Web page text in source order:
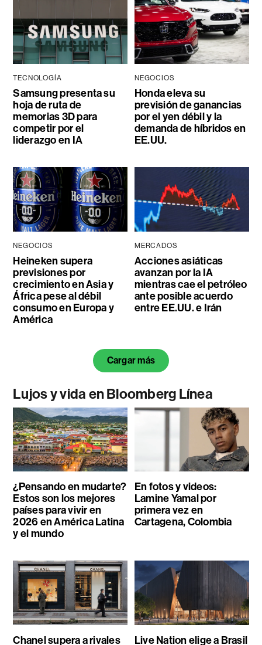
TECNOLOGÍA
Samsung presenta su
hoja de ruta de
memorias 3D para
competir por el
liderazgo en IA
NEGOCIOS
Honda eleva su
previsión de ganancias
por el yen débil y la
demanda de híbridos en
EE.UU.
NEGOCIOS
Heineken supera
previsiones por
crecimiento en Asia y
África pese al débil
consumo en Europa y
América
MERCADOS
Acciones asiáticas
avanzan por la IA
mientras cae el petróleo
ante posible acuerdo
entre EE.UU. e Irán
Cargar más
Lujos y vida en Bloomberg Línea
¿Pensando en mudarte?
Estos son los mejores
países para vivir en
2026 en América Latina
y el mundo
En fotos y videos:
Lamine Yamal por
primera vez en
Cartagena, Colombia
Chanel supera a rivales
Live Nation elige a Brasil